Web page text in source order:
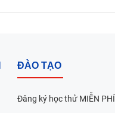
ĐÀO TẠO
Đăng ký học thử MIỄN PHÍ